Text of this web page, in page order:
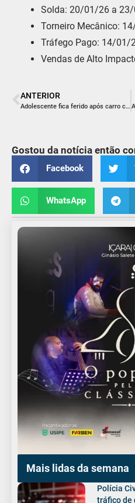
Solda: 20/01/26 a
Torneiro Mecânico:
Tráfego Pago: 14/01/
Vendas de Alto
ANTERIOR
Adolescente fica ferido após carro colidir contra árvore em Içara
Gostou da notícia então
Facebook
WhatsApp
Mais lidas da semana
Polícia
tráfico de